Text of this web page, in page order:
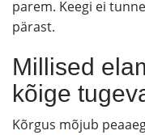
parem. Keegi ei
pärast.
Millised
kõige
Kõrgus mõjub